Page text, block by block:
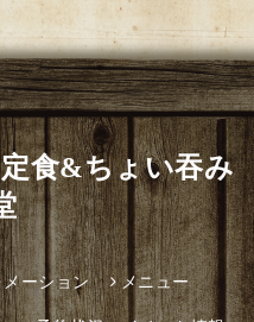
食&ちょい吞み
ーション メニュー